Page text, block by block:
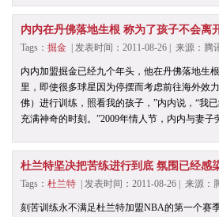
内内在丹佛落地生根 称为了孩子不会离
Tags： 掘金 | 发表时间：2011-08-26 | 来源：腾
内内加盟掘金已经九个年头，他在丹佛落地生
里，即使很多球星因为停摆而考虑前往海外效
佛）进行训练，照看我的孩子，”内内说，“我
充满神奇的时刻。”2009年情人节，内内与
杜兰特坚决把苦练进行到底 氛围已经感
Tags： 杜兰特 | 发表时间：2011-08-26 | 来源：
刻苦训练永不满足杜兰特加盟NBA的第一个赛